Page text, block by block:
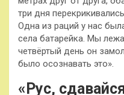
три дня
Одна из раций у нас
села батарейка. Мы
четвёртый день он
было осознавать это».
«Рус,